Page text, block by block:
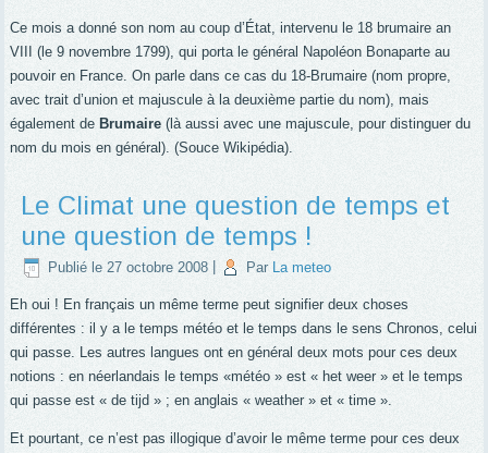
Ce mois a donné son nom au coup d’État, intervenu le 18 brumaire an
VIII (le 9 novembre 1799), qui porta le général Napoléon Bonaparte au
pouvoir en France. On parle dans ce cas du 18-Brumaire (nom propre,
avec trait d’union et majuscule à la deuxième partie du nom), mais
également de Brumaire (là aussi avec une majuscule, pour distinguer du
nom du mois en général). (Souce Wikipédia).
Le Climat une question de temps et
une question de temps !
Publié le 27 octobre 2008 Par La meteo
Eh oui ! En français un même terme peut signifier deux choses
différentes : il y a le temps météo et le temps dans le sens Chronos, celui
qui passe. Les autres langues ont en général deux mots pour ces deux
notions : en néerlandais le temps «météo » est « het weer » et le temps
qui passe est « de tijd » ; en anglais « weather » et « time ».
Et pourtant, ce n’est pas illogique d’avoir le même terme pour ces deux